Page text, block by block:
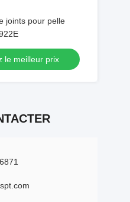
joints pour pelle
le meilleur prix